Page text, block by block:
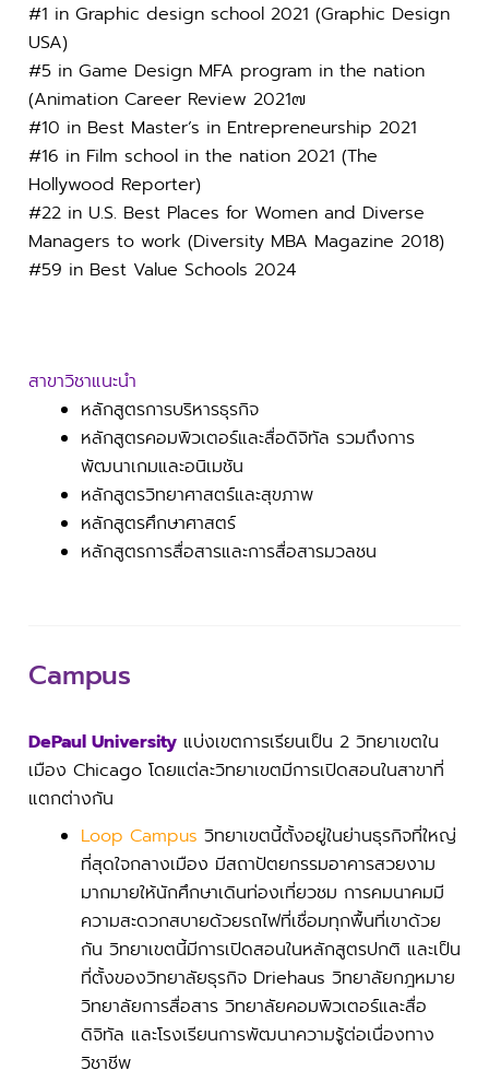
#1 in Graphic design school 2021 (Graphic Design
USA)
#5 in Game Design MFA program in the nation
(Animation Career Review 2021๗
#10 in Best Master’s in Entrepreneurship 2021
#16 in Film school in the nation 2021 (The
Hollywood Reporter)
#22 in U.S. Best Places for Women and Diverse
Managers to work (Diversity MBA Magazine 2018)
#59 in Best Value Schools 2024
สาขาวิชาแนะนำ
หลักสูตรการบริหารธุรกิจ
หลักสูตรคอมพิวเตอร์และสื่อดิจิทัล รวมถึงการ
พัฒนาเกมและอนิเมชัน
หลักสูตรวิทยาศาสตร์และสุขภาพ
หลักสูตรศึกษาศาสตร์
หลักสูตรการสื่อสารและการสื่อสารมวลชน
Campus
DePaul University แบ่งเขตการเรียนเป็น 2 วิทยาเขตใน
เมือง Chicago โดยแต่ละวิทยาเขตมีการเปิดสอนในสาขาที่
แตกต่างกัน
Loop Campus วิทยาเขตนี้ตั้งอยู่ในย่านธุรกิจที่ใหญ่
ที่สุดใจกลางเมือง มีสถาปัตยกรรมอาคารสวยงาม
มากมายให้นักศึกษาเดินท่องเที่ยวชม การคมนาคมมี
ความสะดวกสบายด้วยรถไฟที่เชื่อมทุกพื้นที่เขาด้วย
กัน วิทยาเขตนี้มีการเปิดสอนในหลักสูตรปกติ และเป็น
ที่ตั้งของวิทยาลัยธุรกิจ Driehaus วิทยาลัยกฎหมาย
วิทยาลัยการสื่อสาร วิทยาลัยคอมพิวเตอร์และสื่อ
ดิจิทัล และโรงเรียนการพัฒนาความรู้ต่อเนื่องทาง
วิชาชีพ